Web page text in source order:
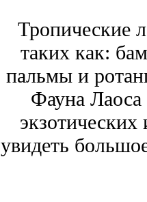
Тропические
таких как:
пальмы и
Фауна Лаоса
увидеть